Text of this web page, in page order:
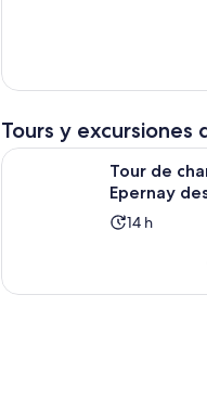
Tours y excursiones
Tour de
Epernay
La
14
14 h
Tour de champán a